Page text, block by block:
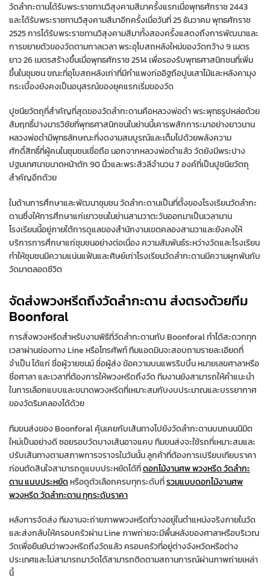
วัดลำกะดานได้รับพระราชทานวิสุงคามสีมาครั้งแรกเมื่อพุทธศักราช 2443
และได้รับพระราชทานวิสุงคามสีมาอีกครั้งเมื่อวันที่ 25 ธันวาคม พุทธศักราช
2525 การได้รับพระราชทานวิสุงคามสีมาทั้งสองครั้งแสดงถึงการพัฒนาและ
การขยายตัวของวัดตามกาลเวลา พระอุโบสถหลังใหม่ของวัดกว้าง 9 เมตร
ยาว 26 เมตรสร้างขึ้นเมื่อพุทธศักราช 2514 เพื่อรองรับพุทธศาสนิกชนที่เพิ่ม
ขึ้นในชุมชน ขณะที่อุโบสถหลังเก่าที่มีกำแพงก่ออิฐถือปูนเสาไม้และหลังคามุง
กระเบื้องยังคงเป็นอนุสรณ์ของยุคแรกเริ่มของวัด
ปูชนียวัตถุที่สำคัญที่สุดของวัดลำกะดานคือหลวงพ่อดำ พระพุทธรูปหล่อด้วย
สัมฤทธิ์ปางมารวิชัยที่พุทธศาสนิกชนในย่านนี้เคารพสักการะมาอย่างยาวนาน
หลวงพ่อดำมีพุทธลักษณะที่งดงามสมบูรณ์และเต็มไปด้วยพลังความ
ศักดิ์สิทธิ์ที่ผู้คนในชุมชนเชื่อถือ นอกจากหลวงพ่อดำแล้ว วัดยังมีพระปาง
ปฐมเทศนาขนาดหน้าตัก 90 นิ้วและพระสีวลีจำนวน 7 องค์ที่เป็นปูชนียวัตถุ
สำคัญอีกด้วย
ในด้านการศึกษาและพัฒนาชุมชน วัดลำกะดานเป็นที่ตั้งของโรงเรียนวัดลำกะ
ดานซึ่งให้การศึกษาแก่เยาวชนในย่านสามวาตะวันออกมาเป็นเวลานาน
โรงเรียนนี้อยู่ภายใต้การดูแลของสำนักงานเขตคลองสามวาและยังคงให้
บริการการศึกษาแก่ชุมชนอย่างต่อเนื่อง ความสัมพันธ์ระหว่างวัดและโรงเรียน
ทำให้ชุมชนมีความแน่นแฟ้นและศิษย์เก่าโรงเรียนวัดลำกะดานมีความผูกพันกับ
วัดมาตลอดชีวิต
จัดส่งพวงหรีดถึงวัดลำกะดาน ส่งตรงด้วยทีม
Boonforal
การสั่งพวงหรีดสำหรับงานพิธีที่วัดลำกะดานกับ Boonforal ทำได้สะดวกทุก
เวลาผ่านช่องทาง Line หรือโทรศัพท์ ทีมแอดมินจะสอบถามรายละเอียดที่
จำเป็น ได้แก่ ชื่อผู้วายชนม์ ชื่อผู้ส่ง ข้อความบนแพรริบบิ้น หมายเลขศาลาหรือ
ชื่อศาลา และเวลาที่ต้องการให้พวงหรีดถึงวัด ทีมงานยังสามารถให้คำแนะนำ
ในการเลือกแบบและขนาดพวงหรีดที่เหมาะสมกับงบประมาณและบรรยากาศ
ของวัดริมคลองได้ด้วย
ทีมขนส่งของ Boonforal คุ้นเคยกับเส้นทางไปยังวัดลำกะดานบนถนนนิมิต
ใหม่เป็นอย่างดี ซอยรอบวัดบางเส้นอาจแคบ ทีมขนส่งจะใช้รถที่เหมาะสมและ
ปรับเส้นทางตามสภาพการจราจรในวันนั้น ลูกค้าที่ต้องการเปรียบเทียบราคา
ก่อนตัดสินใจสามารถดูแบบประหยัดได้ที่ดอกไม้งานศพ พวงหรีด วัดลำกะ
ดาน แบบประหยัดหรือดูตัวเลือกครบทุกระดับที่รวมแบบดอกไม้งานศพ
พวงหรีด วัดลำกะดาน ทุกระดับราคา
หลังการจัดส่ง ทีมงานจะถ่ายภาพพวงหรีดที่วางอยู่ในตำแหน่งจริงภายในวัด
และส่งกลับให้ครอบครัวผ่าน Line ภาพถ่ายจะมีพื้นหลังของศาลาหรือบริเวณ
วัดเพื่อยืนยันว่าพวงหรีดถึงวัดแล้ว ครอบครัวที่อยู่ต่างจังหวัดหรือต่าง
ประเทศและไม่สามารถมาวัดได้สามารถติดตามสถานการณ์ผ่านภาพถ่ายเหล่า
นี้